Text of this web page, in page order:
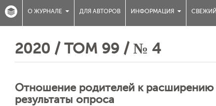
О ЖУРНАЛЕ ДЛЯ АВТОРОВ ИНФОРМАЦИЯ
2020 / ТОМ 99 / № 4
Отношение родителей к расширению
результаты опроса